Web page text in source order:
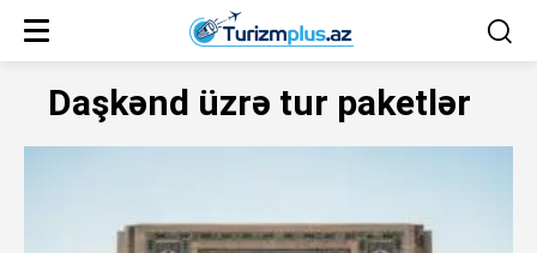
Daşkənd üzrə tur paketlər